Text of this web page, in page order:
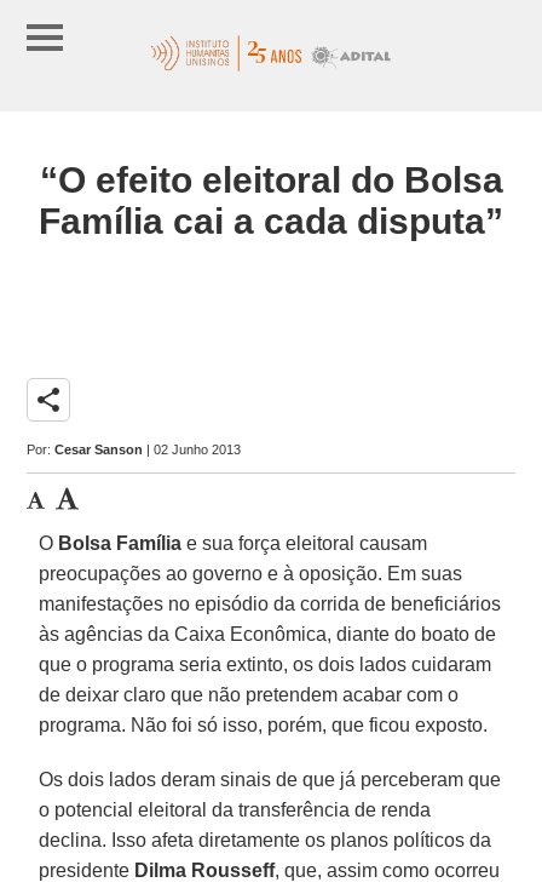
“O efeito eleitoral do Bolsa
Família cai a cada disputa”
share
Por:Cesar Sanson | 02 Junho 2013
O Bolsa Família e sua força eleitoral causam
preocupações ao governo e à oposição. Em suas
manifestações no episódio da corrida de beneficiários
às agências da Caixa Econômica, diante do boato de
que o programa seria extinto, os dois lados cuidaram
de deixar claro que não pretendem acabar com o
programa. Não foi só isso, porém, que ficou exposto.
Os dois lados deram sinais de que já perceberam que
o potencial eleitoral da transferência de renda
declina. Isso afeta diretamente os planos políticos da
presidente Dilma Rousseff, que, assim como ocorreu